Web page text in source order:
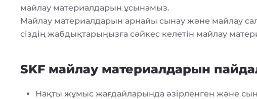
майлау материалдарын ұсынамыз.
Майлау материалдарын арнайы сынау және майлау
сіздің жабдықтарыңызға сәйкес келетін майлау
SKF майлау материалдарын
Нақты жұмыс жағдайларында әзірленген және